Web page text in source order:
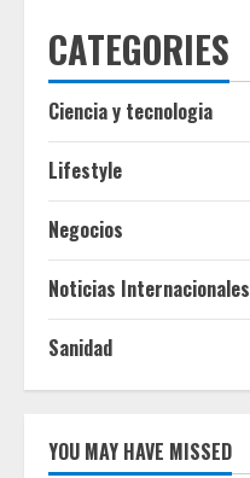
CATEGORIES
Ciencia y tecnologia
Lifestyle
Negocios
Noticias Internacionales
Sanidad
YOU MAY HAVE MISSED